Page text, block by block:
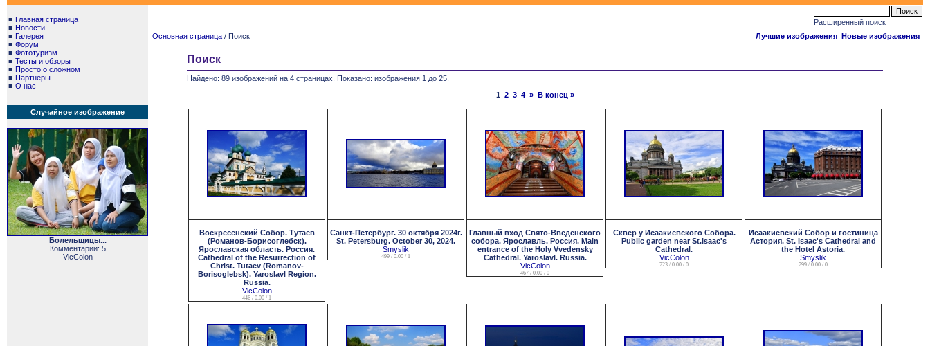
■ Главная страница
■ Новости
■ Галерея
■ Форум
■ Фототуризм
■ Тесты и обзоры
■ Просто о сложном
■ Партнеры
■ О нас
Случайное изображение
Болельщицы...
Комментарии: 5
VicColon
Расширенный поиск
Основная страница / Поиск Лучшие изображения Новые изображения
Поиск
Найдено: 89 изображений на 4 страницах. Показано: изображения 1 до 25.
1 2 3 4 » В конец »
Воскресенский Собор. Тутаев
(Романов-Борисоглебск).
Ярославская область. Россия.
Cathedral of the Resurrection of
Christ. Tutaev (Romanov-
Borisoglebsk). Yaroslavl Region.
Russia.
VicColon
446 / 0.00 / 1
Санкт-Петербург. 30 октября 2024г.
St. Petersburg. October 30, 2024.
Smyslik
499 / 0.00 / 1
Главный вход Свято-Введенского
собора. Ярославль. Россия. Main
entrance of the Holy Vvedensky
Cathedral. Yaroslavl. Russia.
VicColon
467 / 0.00 / 0
Сквер у Исаакиевского Собора.
Public garden near St.Isaac's
Cathedral.
VicColon
723 / 0.00 / 0
Исаакиевский Собор и гостиница
Астория. St. Isaac's Cathedral and
the Hotel Astoria.
Smyslik
799 / 0.00 / 0